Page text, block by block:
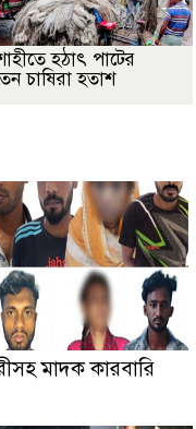
হঠাৎ পাটের
চাষিরা হতাশ
মাদক কারবারি